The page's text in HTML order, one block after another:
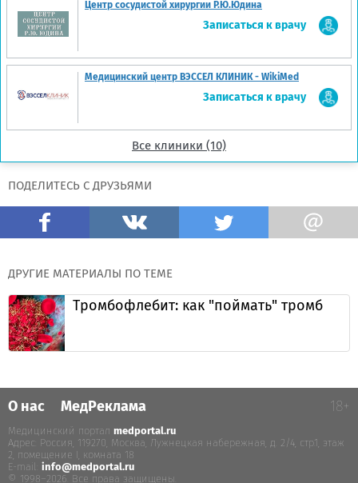
Центр сосудистой хирургии Р.Ю.Юдина
Записаться к врачу
Медицинский центр ВЭССЕЛ КЛИНИК - WikiMed
Записаться к врачу
Все клиники (10)
ПОДЕЛИТЕСЬ С ДРУЗЬЯМИ
ДРУГИЕ МАТЕРИАЛЫ ПО ТЕМЕ
Тромбофлебит: как "поймать" тромб
О нас МедРеклама 18+
Медицинский портал medportal.ru
Адрес: Россия, 119270, Москва, Лужнецкая набережная, д. 2/4, стр.1, этаж
2, помещение I, комната 18
E-mail: info@medportal.ru
© 1998–2026. Все права защищены.